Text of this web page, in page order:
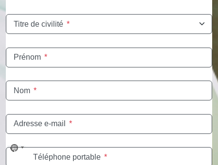
Titre de civilité *
Prénom *
Nom *
Adresse e-mail *
No
countryTéléphone portable *